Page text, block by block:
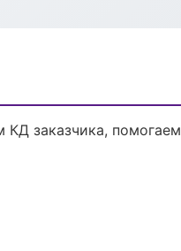
КД заказчика, помогаем